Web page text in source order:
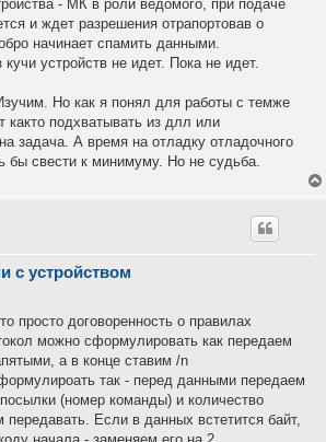
- МК в роли ведомого, при подаче
и ждет разрешения отрапортовав о
начинает спамить данными.
устройств не идет. Пока не идет.
Но как я понял для работы с темже
както подхватывать из длл или
задача. А время на отладку отладочного
бы свести к минимуму. Но не судьба.
с устройством
просто договоренность о правилах
можно сформулировать как передаем
а в конце ставим /n
так - перед данными передаем
(номер команды) и количество
Если в данных встетится байт,